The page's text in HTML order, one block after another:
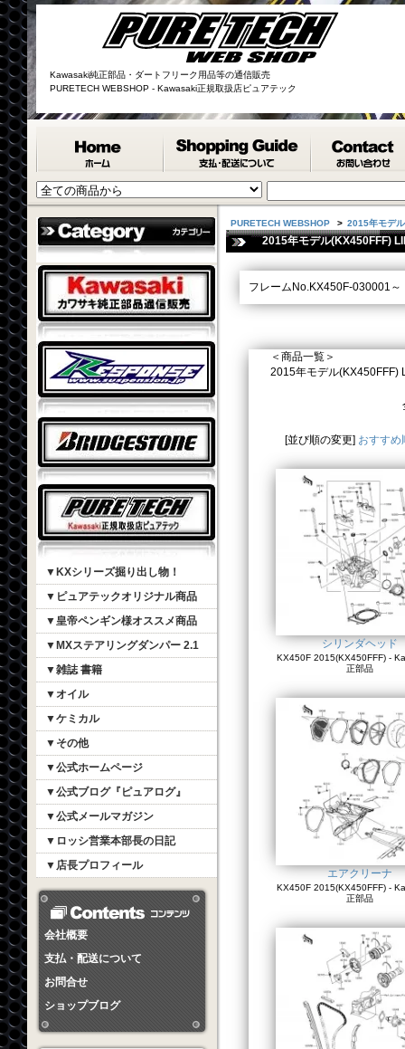
Kawasaki純正部品・ダートフリーク用品等の通信販売
PURETECH WEBSHOP - Kawasaki正規取扱店ピュアテック
▼KXシリーズ掘り出し物！
▼ピュアテックオリジナル商品
▼皇帝ペンギン様オススメ商品
▼MXステアリングダンパー 2.1
▼雑誌 書籍
▼オイル
▼ケミカル
▼その他
▼公式ホームページ
▼公式ブログ『ピュアログ』
▼公式メールマガジン
▼ロッシ営業本部長の日記
▼店長プロフィール
会社概要
支払・配送について
お問合せ
ショップブログ
PURETECH WEBSHOP > 2015年モデ
2015年モデル(KX450FFF)
フレームNo.KX450F-030001～
＜商品一覧＞
2015年モデル(KX450FFF)
[並び順の変更] おすすめ
シリンダヘッド
KX450F 2015(KX450FFF) -
正部品
エアクリーナ
KX450F 2015(KX450FFF) -
正部品